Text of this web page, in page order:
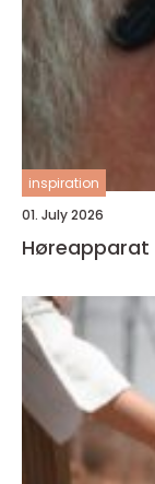
inspiration
01. July 2026